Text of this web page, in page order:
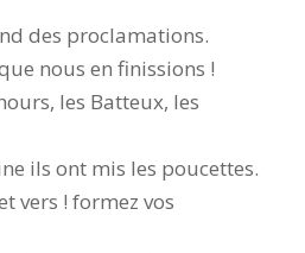
des proclamations.
nous en finissions !
les Batteux, les
ils ont mis les poucettes.
vers ! formez vos